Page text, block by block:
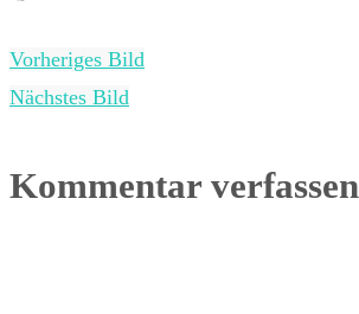
Vorheriges Bild
Nächstes Bild
Kommentar verfassen